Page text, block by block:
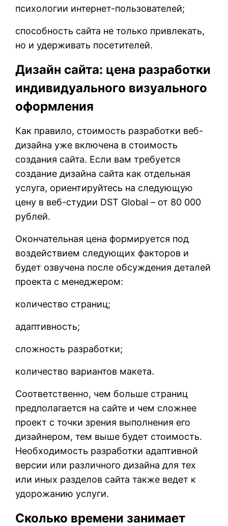
психологии интернет-пользователей;
способность сайта не только привлекать,
но и удерживать посетителей.
Дизайн сайта: цена разработки
индивидуального визуального
оформления
Как правило, стоимость разработки веб-
дизайна уже включена в стоимость
создания сайта. Если вам требуется
создание дизайна сайта как отдельная
услуга, ориентируйтесь на следующую
цену в веб-студии DST Global – от 80 000
рублей.
Окончательная цена формируется под
воздействием следующих факторов и
будет озвучена после обсуждения деталей
проекта с менеджером:
количество страниц;
адаптивность;
сложность разработки;
количество вариантов макета.
Соответственно, чем больше страниц
предполагается на сайте и чем сложнее
проект с точки зрения выполнения его
дизайнером, тем выше будет стоимость.
Необходимость разработки адаптивной
версии или различного дизайна для тех
или иных разделов сайта также ведет к
удорожанию услуги.
Сколько времени занимает